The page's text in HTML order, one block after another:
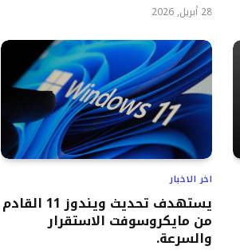
28 أبريل, 2026
اخر الاخبار
يستهدف تحديث ويندوز 11 القادم
من مايكروسوفت الاستقرار
والسرعة.